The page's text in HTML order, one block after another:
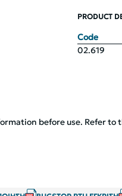
PRODUCT
Code
02.619
before use. Refer to